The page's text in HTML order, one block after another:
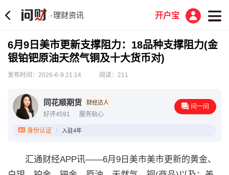
·理财资讯 开户宝
6月9日美市更新支撑阻力：18品种支撑阻力(金
银铂钯原油天然气铜及十大货币对)
发布时间：2026-6-9 21:14 阅读：211
同花顺期货 财经达人
好评4591 服务贴心
问一问
身份认证 入驻4年
汇通财经APP讯——6月9日美市美市更新的黄金、